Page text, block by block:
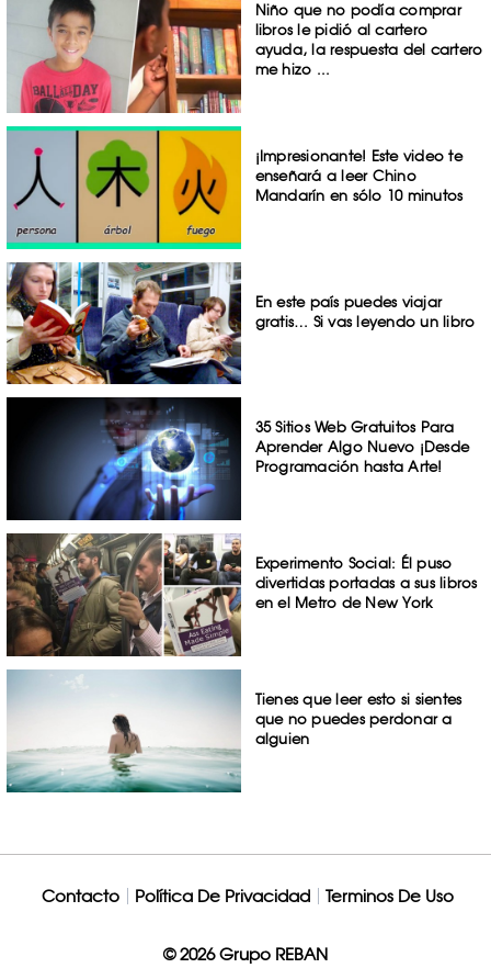
Niño que no podía comprar
libros le pidió al cartero
ayuda, la respuesta del cartero
me hizo ...
¡Impresionante! Este video te
enseñará a leer Chino
Mandarín en sólo 10 minutos
En este país puedes viajar
gratis… Si vas leyendo un libro
35 Sitios Web Gratuitos Para
Aprender Algo Nuevo ¡Desde
Programación hasta Arte!
Experimento Social: Él puso
divertidas portadas a sus libros
en el Metro de New York
Tienes que leer esto si sientes
que no puedes perdonar a
alguien
Contacto Política De Privacidad Terminos De Uso
© 2026 Grupo REBAN